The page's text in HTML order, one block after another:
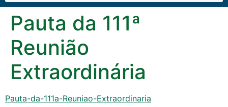
Pauta da 111ª
Reunião
Extraordinária
Pauta-da-111a-Reuniao-Extraordinaria